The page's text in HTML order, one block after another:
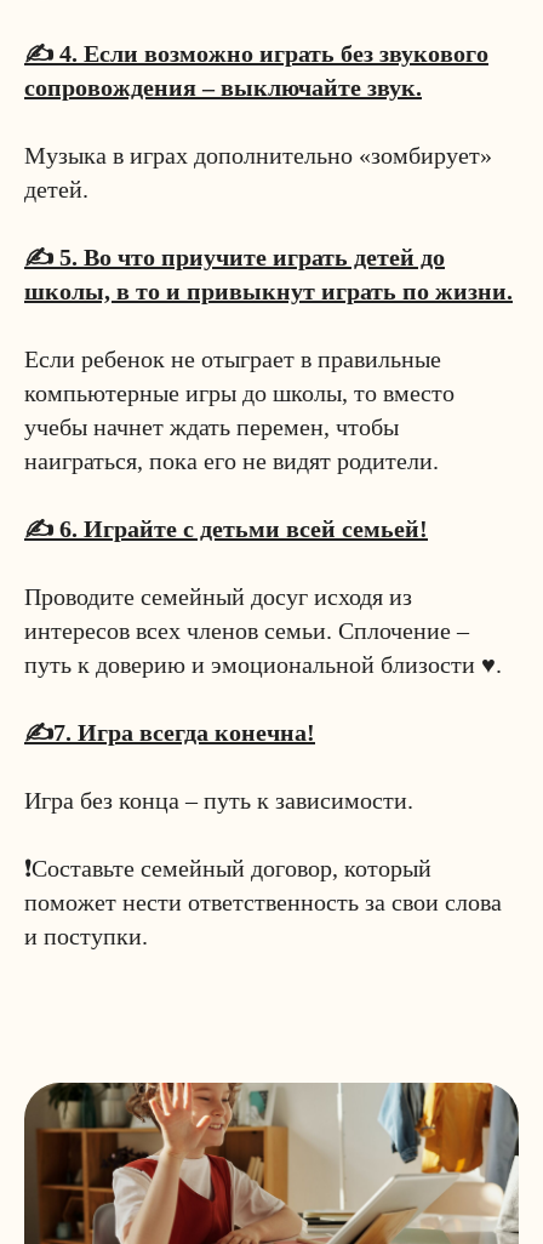
✍️ 4. Если возможно играть без звукового
сопровождения – выключайте звук.
Музыка в играх дополнительно «зомбирует»
детей.
✍️ 5. Во что приучите играть детей до
школы, в то и привыкнут играть по жизни.
Если ребенок не отыграет в правильные
компьютерные игры до школы, то вместо
учебы начнет ждать перемен, чтобы
наиграться, пока его не видят родители.
✍️ 6. Играйте с детьми всей семьей!
Проводите семейный досуг исходя из
интересов всех членов семьи. Сплочение –
путь к доверию и эмоциональной близости ♥.
✍️7. Игра всегда конечна!
Игра без конца – путь к зависимости.
❗️Составьте семейный договор, который
поможет нести ответственность за свои слова
и поступки.